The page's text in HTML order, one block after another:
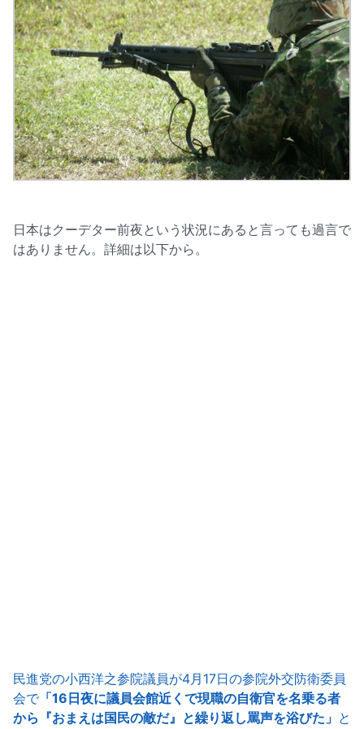
日本はクーデター前夜という状況にあると言っても過言で
はありません。詳細は以下から。
民進党の小西洋之参院議員が4月17日の参院外交防衛委員
会で「16日夜に議員会館近くで現職の自衛官を名乗る者
から『おまえは国民の敵だ』と繰り返し罵声を浴びた」 と